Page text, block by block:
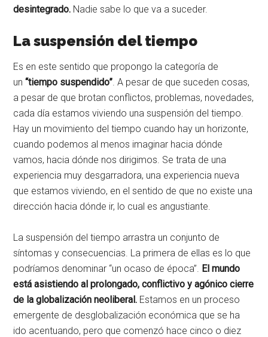
desintegrado. Nadie sabe lo que va a suceder.
La suspensión del tiempo
Es en este sentido que propongo la categoría de
un“tiempo suspendido” . A pesar de que suceden cosas,
a pesar de que brotan conflictos, problemas, novedades,
cada día estamos viviendo una suspensión del tiempo.
Hay un movimiento del tiempo cuando hay un horizonte,
cuando podemos al menos imaginar hacia dónde
vamos, hacia dónde nos dirigimos. Se trata de una
experiencia muy desgarradora, una experiencia nueva
que estamos viviendo, en el sentido de que no existe una
dirección hacia dónde ir, lo cual es angustiante.
La suspensión del tiempo arrastra un conjunto de
síntomas y consecuencias. La primera de ellas es lo que
podríamos denominar “un ocaso de época”. El mundo
está asistiendo al prolongado, conflictivo y agónico cierre
de la globalización neoliberal. Estamos en un proceso
emergente de desglobalización económica que se ha
ido acentuando, pero que comenzó hace cinco o diez